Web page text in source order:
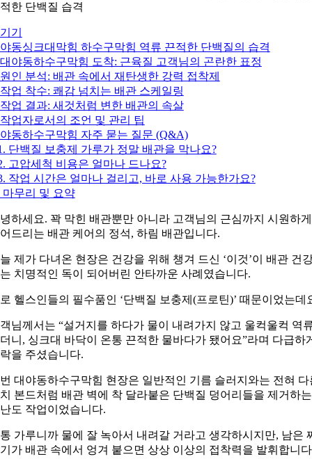
한 단백질 습격
기
동싱크대막힘 하수구막힘 역류 끈적한 단백질의 습격
야동하수구막힘 도착: 근육질 고객님의 곤란한 표정
인 분석: 배관 속에서 재탄생한 강력 접착제
업 착수: 쾌감 넘치는 배관 스케일링
업 결과: 새것처럼 변한 배관의 속살
업자로서의 조언 및 관리 팁
동하수구막힘 자주 묻는 질문 (Q&A)
단백질 보충제 가루가 정말 배관을 막나요?
고압세척 비용은 얼마나 드나요?
작업 시간은 얼마나 걸리고, 바로 사용 가능한가요?
마무리 및 요약
하세요. 꽉 막힌 배관뿐만 아니라 고객님의 근심까지 시원하게
드리는 배관 케어의 정석, 하림 배관입니다.
제가 다녀온 현장은 건강을 위해 챙겨 드신 ‘이것’이 배관 건
치명적인 독이 되어버린 안타까운 사례였습니다.
헬스인들의 필수품인 ‘단백질 보충제(프로틴)’ 때문이었는데
님께서는 “설거지를 하다가 물이 내려가지 않고 울컥울컥 역
니, 싱크대 바닥이 온통 끈적한 물바다가 됐어요”라며 다급하
을 주셨습니다.
대야동하수구막힘 현장은 일반적인 기름 슬러지와는 전혀 다
본드처럼 배관 벽에 착 달라붙은 단백질 덩어리들을 제거하는
도 작업이었습니다.
가루니까 물에 잘 녹아서 내려갈 거라고 생각하시지만, 남은
가 배관 속에서 엉겨 붙으면 상상 이상의 접착력을 발휘합니